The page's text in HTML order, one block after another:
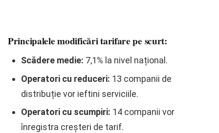
Principalele modificări tarifare pe scurt:
Scădere medie: 7,1% la nivel național.
Operatori cu reduceri: 13 companii de
distribuție vor ieftini serviciile.
Operatori cu scumpiri: 14 companii vor
înregistra creșteri de tarif.